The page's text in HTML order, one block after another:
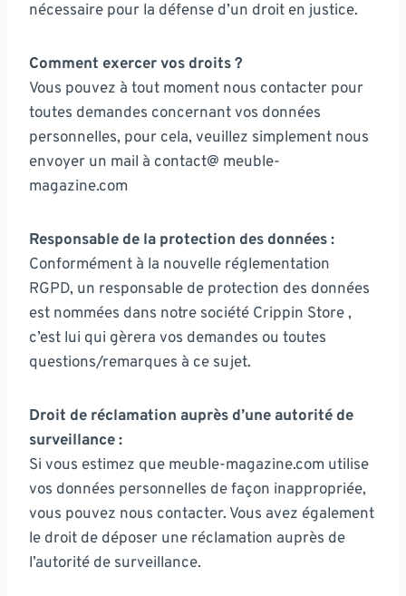
nécessaire pour la défense d’un droit en justice.
Comment exercer vos droits ?
Vous pouvez à tout moment nous contacter pour
toutes demandes concernant vos données
personnelles, pour cela, veuillez simplement nous
envoyer un mail à contact@ meuble-
magazine.com
Responsable de la protection des données :
Conformément à la nouvelle réglementation
RGPD, un responsable de protection des données
est nommées dans notre société Crippin Store ,
c’est lui qui gèrera vos demandes ou toutes
questions/remarques à ce sujet.
Droit de réclamation auprès d’une autorité de
surveillance :
Si vous estimez que meuble-magazine.com utilise
vos données personnelles de façon inappropriée,
vous pouvez nous contacter. Vous avez également
le droit de déposer une réclamation auprès de
l’autorité de surveillance.